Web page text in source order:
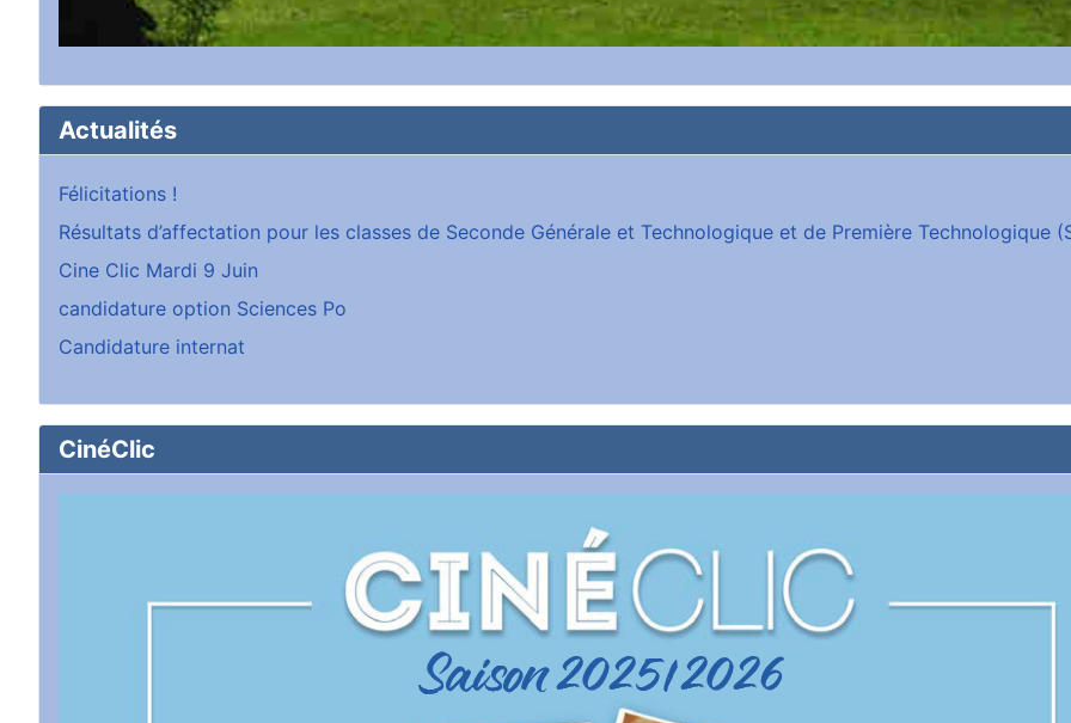
Actualités
Félicitations !
Résultats d’affectation pour les classes de Seconde Générale et Technologique et de Première Technologique
Cine Clic Mardi 9 Juin
candidature option Sciences Po
Candidature internat
CinéClic